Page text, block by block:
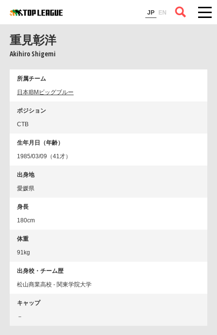
JP EN
コラム
重見彰洋
Akihiro Shigemi
所属チーム
日本IBMビッグブルー
ポジション
CTB
生年月日（年齢）
1985/03/09（41才）
出身地
愛媛県
身長
180cm
体重
91kg
出身校・チーム歴
松山商業高校 - 関東学院大学
キャップ
－